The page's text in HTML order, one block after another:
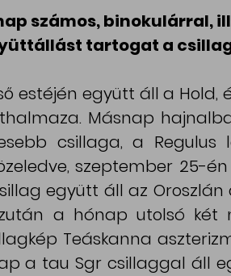
számos, binokulárral,
tartogat a
estéjén együtt áll a Hold,
Másnap
csillaga, a Regulus
szeptember 25-
együtt áll az
a hónap utolsó
Teáskanna
a tau Sgr csillaggal áll